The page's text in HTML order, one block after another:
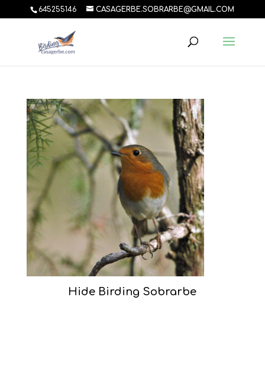
645255146 CASAGERBE.SOBRARBE@GMAIL.COM
Hide Birding Sobrarbe